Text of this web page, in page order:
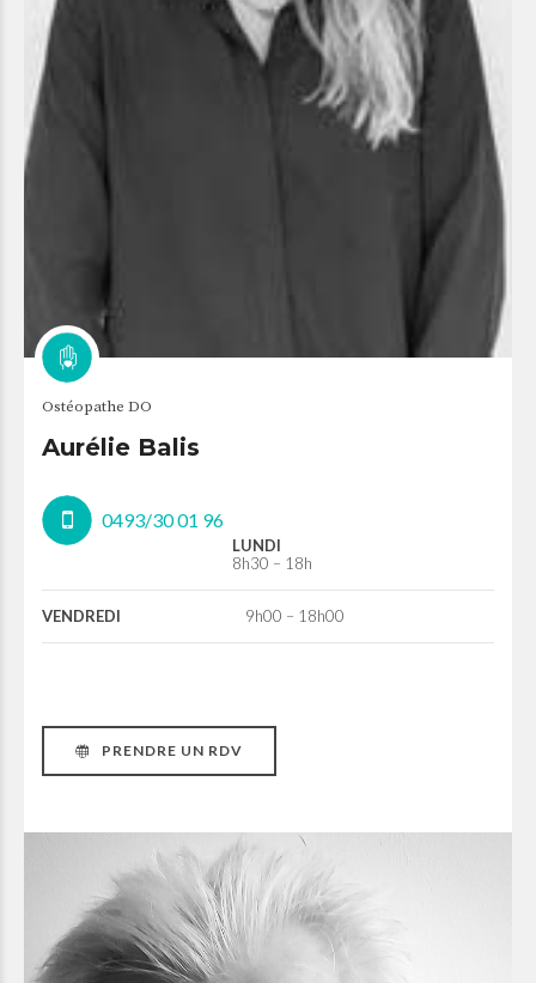
Ostéopathe DO
Aurélie Balis
0493/30 01 96
LUNDI
8h30 – 18h
VENDREDI 9h00 – 18h00
PRENDRE UN RDV